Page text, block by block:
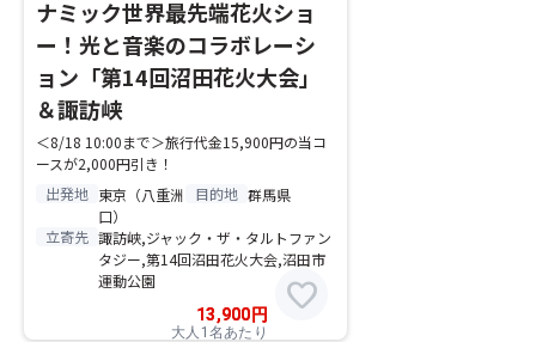
ナミック世界最先端花火ショ
ー！光と音楽のコラボレーシ
ョン「第14回沼田花火大会」
＆諏訪峡
＜8/18 10:00まで＞旅行代金15,900円の当コ
ースが2,000円引き！
出発地 東京（八重洲
口）
目的地 群馬県
立寄先 諏訪峡,ジャック・ザ・タルトファン
タジー,第14回沼田花火大会,沼田市
運動公園
13,900 円
大人1名あたり
favorite